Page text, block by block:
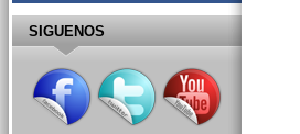
SIGUENOS